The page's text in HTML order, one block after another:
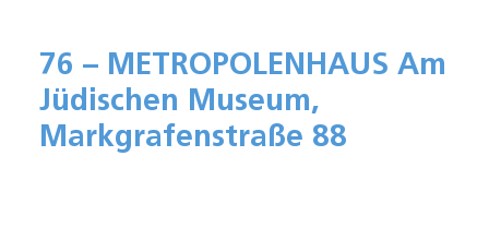
Alle Projekte 2024
Preisträger:innen 2021
Preisträger:innen 2018
76 – METROPOLENHAUS Am
Jüdischen Museum,
Markgrafenstraße 88